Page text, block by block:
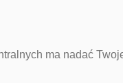
ma nadać